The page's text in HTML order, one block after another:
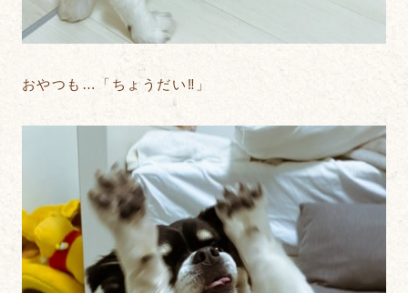
おやつも…「ちょうだい‼︎」